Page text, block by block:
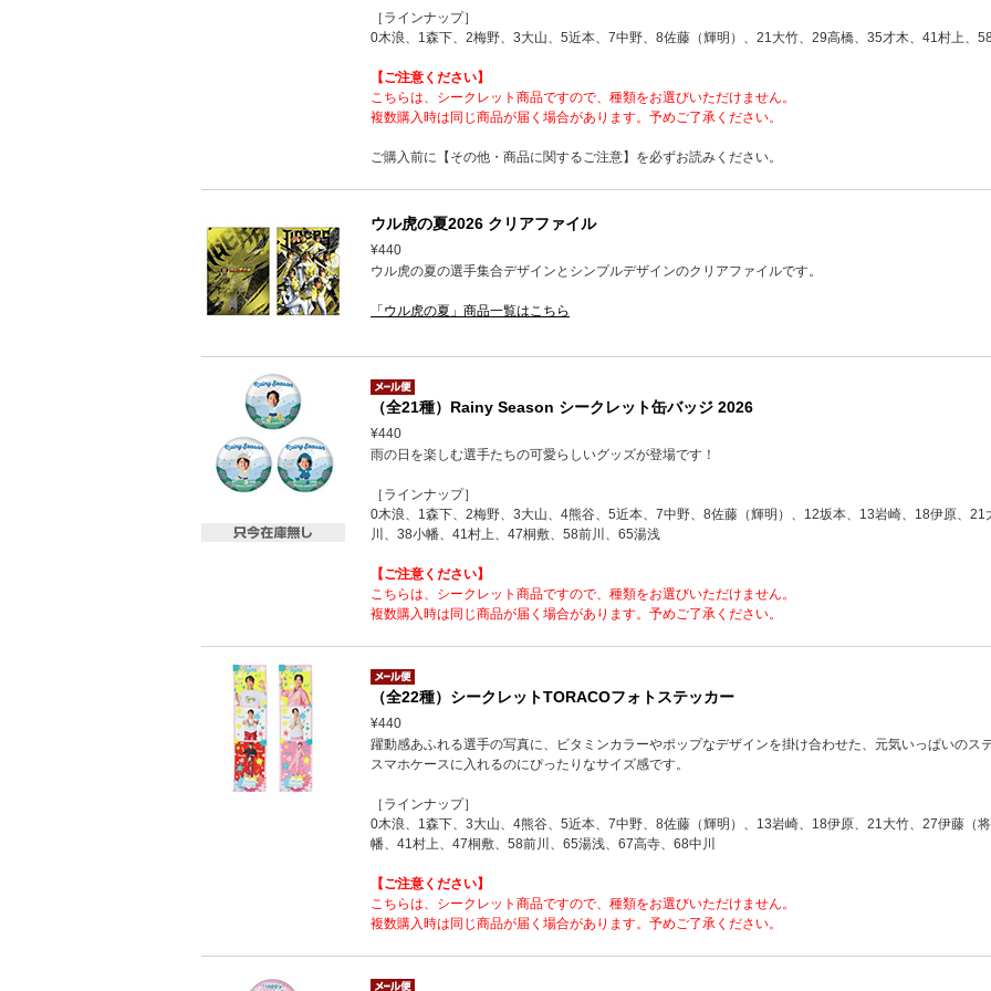
［ラインナップ］
0木浪、1森下、2梅野、3大山、5近本、7中野、8佐藤（輝明）、21大竹、29高橋、35才木、41村上、
【ご注意ください】
こちらは、シークレット商品ですので、種類をお選びいただけません。
複数購入時は同じ商品が届く場合があります。予めご了承ください。
ご購入前に【その他・商品に関するご注意】を必ずお読みください。
ウル虎の夏2026 クリアファイル
¥440
ウル虎の夏の選手集合デザインとシンプルデザインのクリアファイルです。
「ウル虎の夏」商品一覧はこちら
（全21種）Rainy Season シークレット缶バッジ 2026
¥440
雨の日を楽しむ選手たちの可愛らしいグッズが登場です！
［ラインナップ］
0木浪、1森下、2梅野、3大山、4熊谷、5近本、7中野、8佐藤（輝明）、12坂本、13岩崎、18伊原、
川、38小幡、41村上、47桐敷、58前川、65湯浅
【ご注意ください】
こちらは、シークレット商品ですので、種類をお選びいただけません。
複数購入時は同じ商品が届く場合があります。予めご了承ください。
（全22種）シークレットTORACOフォトステッカー
¥440
躍動感あふれる選手の写真に、ビタミンカラーやポップなデザインを掛け合わせた、元気いっぱいのス
スマホケースに入れるのにぴったりなサイズ感です。
［ラインナップ］
0木浪、1森下、3大山、4熊谷、5近本、7中野、8佐藤（輝明）、13岩崎、18伊原、21大竹、27伊藤（
幡、41村上、47桐敷、58前川、65湯浅、67高寺、68中川
【ご注意ください】
こちらは、シークレット商品ですので、種類をお選びいただけません。
複数購入時は同じ商品が届く場合があります。予めご了承ください。